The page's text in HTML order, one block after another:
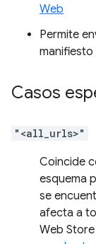
Web
Permite
manifiesto
Casos
"<all_urls>"
Coincide
esquema
se
afecta a
Web